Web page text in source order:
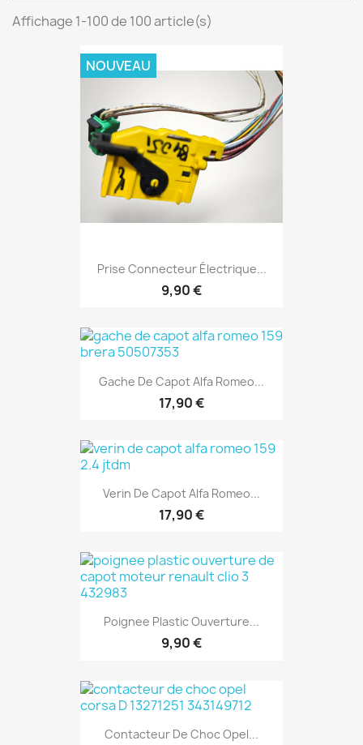
Affichage 1-100 de 100 article(s)
Prise Connecteur Électrique...
9,90 €
NOUVEAU
Gache De Capot Alfa Romeo...
17,90 €
Verin De Capot Alfa Romeo...
17,90 €
Poignee Plastic Ouverture...
9,90 €
Contacteur De Choc Opel...